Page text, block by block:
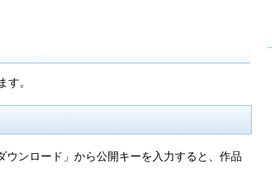
す。
ンロード」から公開キーを入力すると、作品